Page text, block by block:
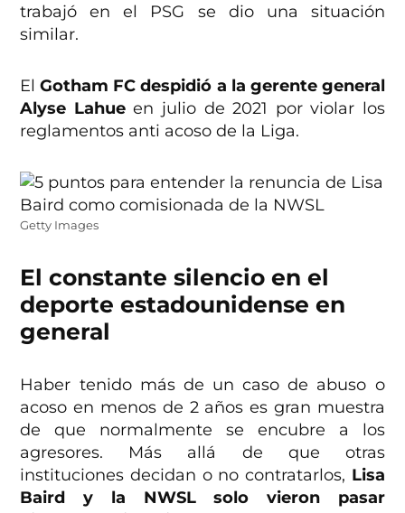
trabajó en el PSG se dio una situación
similar.
El Gotham FC despidió a la gerente general
Alyse Lahueen julio de 2021 por violar los
reglamentos anti acoso de la Liga.
Getty Images
El constante silencio en el
deporte estadounidense en
general
Haber tenido más de un caso de abuso o
acoso en menos de 2 años es gran muestra
de que normalmente se encubre a los
agresores. Más allá de que otras
instituciones decidan o no contratarlos, Lisa
Baird y la NWSL solo vieron pasar